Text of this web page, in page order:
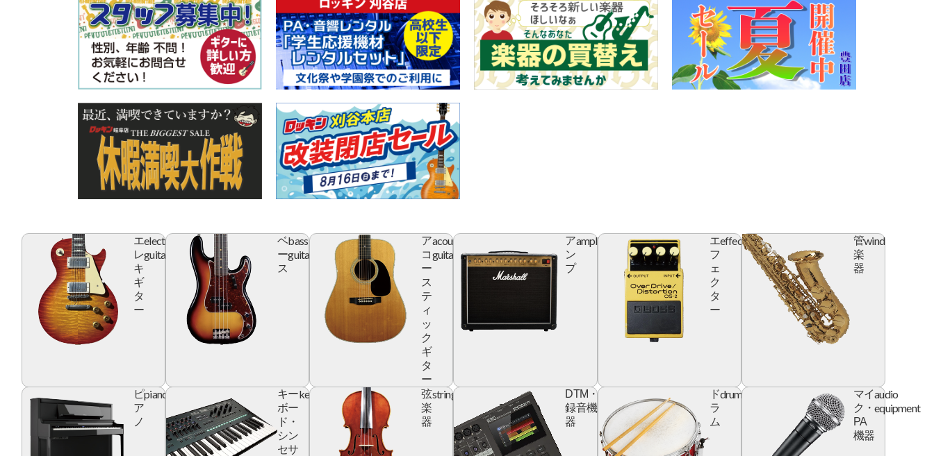
エ
レ
キ
ギ
タ
ー
electric
guitar
ベ
ー
ス
bass
guitar
ア
コ
ー
ス
テ
ィ
ッ
ク
ギ
タ
ー
acoustic
guitar
ア
ン
プ
amplifier
エ
フ
ェ
ク
タ
ー
effector
管
楽
器
wind
ピ
ア
ノ
piano
キー
ボー
ド・
シン
セサ
keyboard
弦
楽
器
string
DTM・
録音機
器
digital
device
ド
ラ
ム
drum
マイ
ク・
PA
機器
audio
equipment